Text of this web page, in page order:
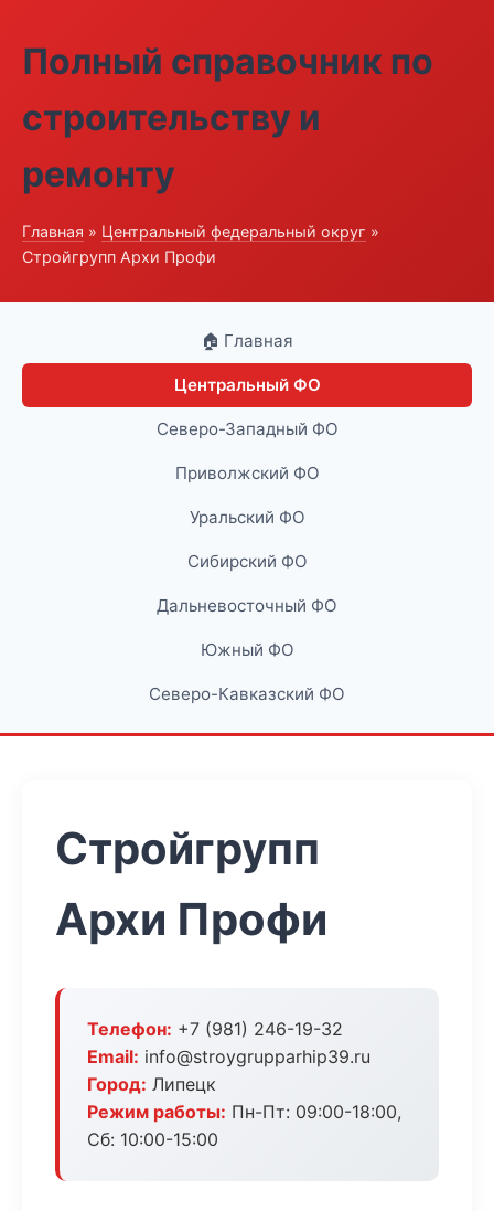
Полный справочник по
строительству и
ремонту
Главная » Центральный федеральный округ »
Стройгрупп Архи Профи
🏠 Главная
Центральный ФО
Северо-Западный ФО
Приволжский ФО
Уральский ФО
Сибирский ФО
Дальневосточный ФО
Южный ФО
Северо-Кавказский ФО
Стройгрупп
Архи Профи
Телефон: +7 (981) 246-19-32
Email: info@stroygrupparhip39.ru
Город: Липецк
Режим работы: Пн-Пт: 09:00-18:00,
Сб: 10:00-15:00